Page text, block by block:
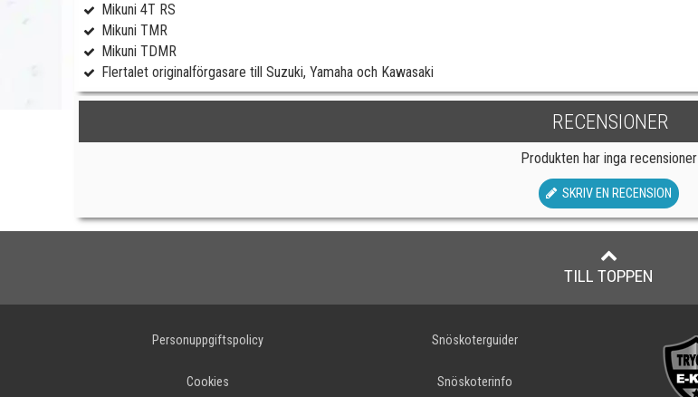
Mikuni 4T RS
Mikuni TMR
Mikuni TDMR
Flertalet originalförgasare till Suzuki, Yamaha och Kawasaki
RECENSIONER
Produkten har inga recensioner
SKRIV EN RECENSION
TILL TOPPEN
Personuppgiftspolicy
Cookies
Snöskoterguider
Snöskoterinfo